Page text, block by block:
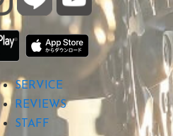
SERVICE
REVIEWS
STAFF